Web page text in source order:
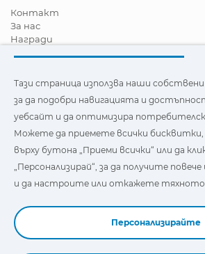
Контакт
За нас
Награди
Станете дистрибутор
Новини
Видеа
FAQ - Често задавани въпроси
трети страни, за да
достъпността на нашия
потребителското изживяване.
тях и да зададете или
Тази страница използва наши
за да подобри навигацията и
уебсайт и да оптимизира
Можете да приемете всички
върху бутона „Приеми всички“ или да
„Персонализирай“, за да получите
и да настроите или откажете тяхното
Персонализирайте